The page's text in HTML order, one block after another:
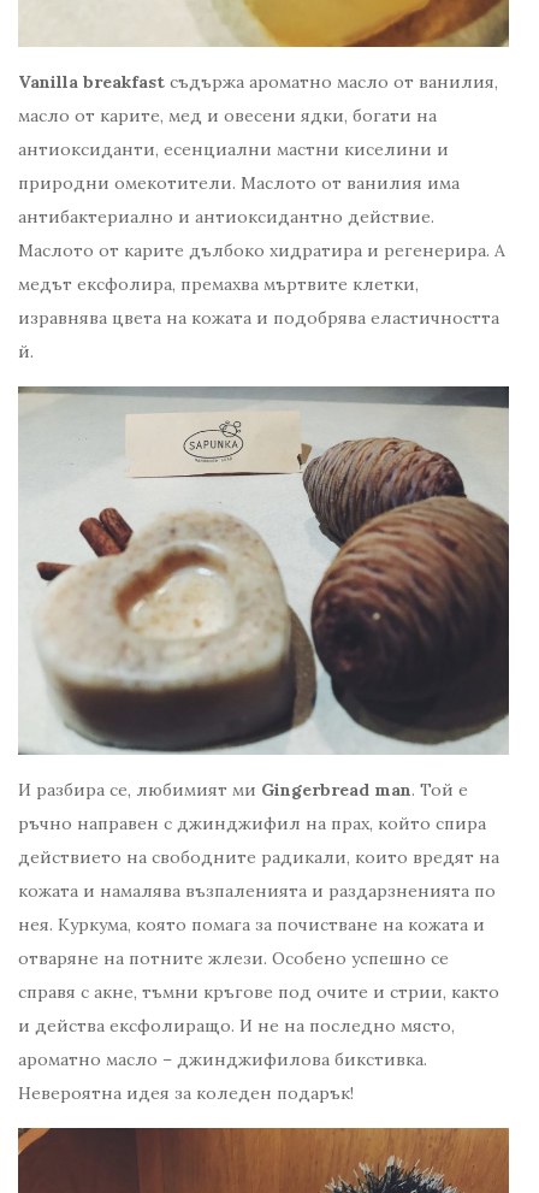
Vanilla breakfast съдържа ароматно масло от ванилия,
масло от карите, мед и овесени ядки, богати на
антиоксиданти, есенциални мастни киселини и
природни омекотители. Маслото от ванилия има
антибактериално и антиоксидантно действие.
Маслото от карите дълбоко хидратира и регенерира. А
медът ексфолира, премахва мъртвите клетки,
изравнява цвета на кожата и подобрява еластичността
й.
И разбира се, любимият ми Gingerbread man. Той е
ръчно направен с джинджифил на прах, който спира
действието на свободните радикали, които вредят на
кожата и намалява възпаленията и раздарзненията по
нея. Куркума, която помага за почистване на кожата и
отваряне на потните жлези. Особено успешно се
справя с акне, тъмни кръгове под очите и стрии, както
и действа ексфолиращо. И не на последно място,
ароматно масло – джинджифилова бикстивка.
Невероятна идея за коледен подарък!